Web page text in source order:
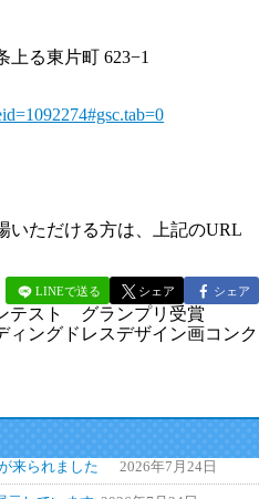
上る東片町 623−1
いただける方は、上記のURL
LINEで送る シェア シェア
テスト グランプリ受賞
ィングドレスデザイン画コンク
が来られました 2026年7月24日